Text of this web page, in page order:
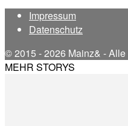
Impressum
Datenschutz
© 2015 - 2026 Mainz& -
MEHR STORYS